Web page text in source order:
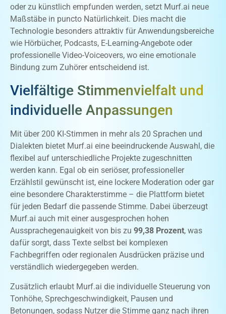
oder zu künstlich empfunden werden, setzt Murf.ai neue
Maßstäbe in puncto Natürlichkeit. Dies macht die
Technologie besonders attraktiv für Anwendungsbereiche
wie Hörbücher, Podcasts, E-Learning-Angebote oder
professionelle Video-Voiceovers, wo eine emotionale
Bindung zum Zuhörer entscheidend ist.
Vielfältige Stimmenvielfalt und
individuelle Anpassungen
Mit über 200 KI-Stimmen in mehr als 20 Sprachen und
Dialekten bietet Murf.ai eine beeindruckende Auswahl, die
flexibel auf unterschiedliche Projekte zugeschnitten
werden kann. Egal ob ein seriöser, professioneller
Erzählstil gewünscht ist, eine lockere Moderation oder gar
eine besondere Charakterstimme – die Plattform bietet
für jeden Bedarf die passende Stimme. Dabei überzeugt
Murf.ai auch mit einer ausgesprochen hohen
Aussprachegenauigkeit von bis zu 99,38 Prozent, was
dafür sorgt, dass Texte selbst bei komplexen
Fachbegriffen oder regionalen Ausdrücken präzise und
verständlich wiedergegeben werden.
Zusätzlich erlaubt Murf.ai die individuelle Steuerung von
Tonhöhe, Sprechgeschwindigkeit, Pausen und
Betonungen, sodass Nutzer die Stimme ganz nach ihren